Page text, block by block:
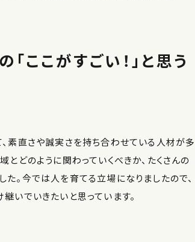
ここがすごい！」と思う
素直さや誠実さを持ち合わせている人材が多
とどのように関わっていくべきか、たくさんの
。今では人を育てる立場になりましたので、
いでいきたいと思っています。